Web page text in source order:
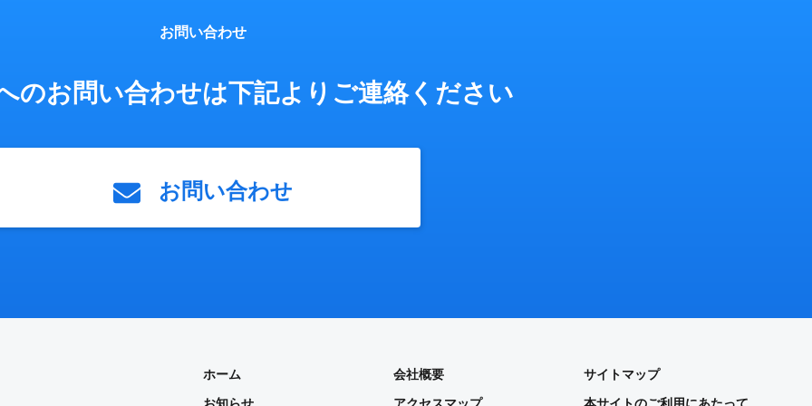
お問い合わせ
のお問い合わせは下記よりご連絡ください
お問い合わせ
ホーム
お知らせ
会社概要
アクセスマップ
サイトマップ
本サイトのご利用にあたって